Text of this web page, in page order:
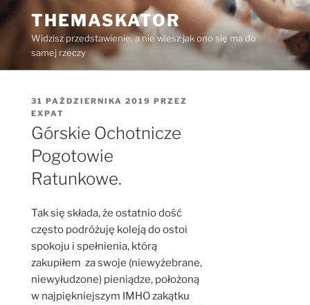
Przejdź
do
THEMASKATOR
Widzisz przedstawienie, a nie wiesz jak ono się ma do
samej rzeczy
OPUBLIKOWANE
W
31 PAŹDZIERNIKA 2019 PRZEZ
EXPAT
Górskie Ochotnicze
Pogotowie
Ratunkowe.
Tak się składa, że ostatnio dość
często podróżuję koleją do ostoi
spokoju i spełnienia, którą
zakupiłem za swoje (niewyżebrane,
niewyłudzone) pieniądze, położoną
w najpiękniejszym IMHO zakątku